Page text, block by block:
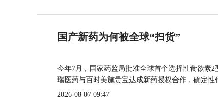
国产新药为何被全球“扫货”
今年7月，国家药监局批准全球首个选择性食欲素
瑞医药与百时美施贵宝达成新药授权合作，确定
2026-08-07 09:47